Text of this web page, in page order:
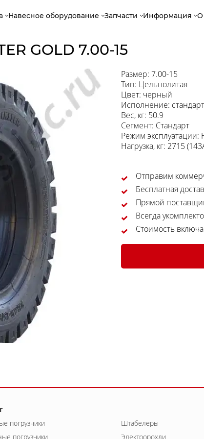
Навесное оборудование Запчасти Информация О
GOLD 7.00-15
Размер: 7.00-15
Тип: Цельнолитая
Цвет: черный
Исполнение: стандарт
Вес, кг: 50.9
Сегмент: Стандарт
Режим
Нагрузка, кг: 2715
Отправим
Бесплатная
Прямой
Всегда
Стоимость
погрузчики
погрузчики
Штабелеры
Электророхли